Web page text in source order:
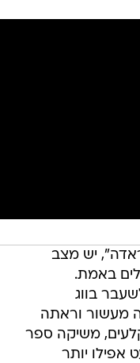
יש מצב
באמת.
בווג
מעשור וראתה
משיקה ספר
אפילו יותר